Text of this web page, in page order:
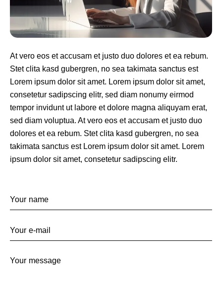
At vero eos et accusam et justo duo dolores et ea rebum.
Stet clita kasd gubergren, no sea takimata sanctus est
Lorem ipsum dolor sit amet. Lorem ipsum dolor sit amet,
consetetur sadipscing elitr, sed diam nonumy eirmod
tempor invidunt ut labore et dolore magna aliquyam erat,
sed diam voluptua. At vero eos et accusam et justo duo
dolores et ea rebum. Stet clita kasd gubergren, no sea
takimata sanctus est Lorem ipsum dolor sit amet. Lorem
ipsum dolor sit amet, consetetur sadipscing elitr.